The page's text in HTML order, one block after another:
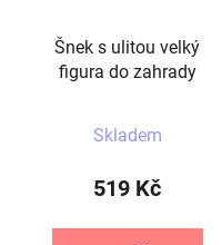
Šnek s ulitou velký
figura do zahrady
Skladem
519 Kč